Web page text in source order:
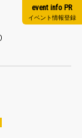
event info PR
イベント情報登録